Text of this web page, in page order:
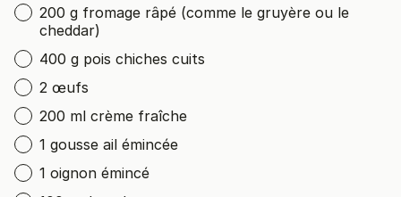
200 g fromage râpé (comme le gruyère ou le
cheddar)
400 g pois chiches cuits
2 œufs
200 ml crème fraîche
1 gousse ail émincée
1 oignon émincé